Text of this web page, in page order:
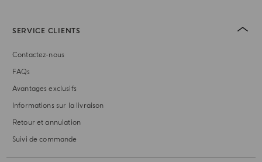
SERVICE CLIENTS
Contactez-nous
FAQs
Avantages exclusifs
Informations sur la livraison
Retour et annulation
Suivi de commande